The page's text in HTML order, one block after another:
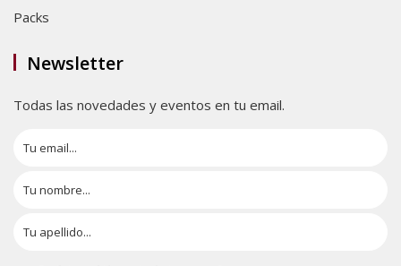
Packs
Newsletter
Todas las novedades y eventos en tu email.